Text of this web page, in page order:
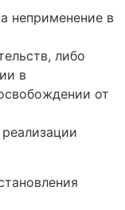
неприменение в
либо
в
от